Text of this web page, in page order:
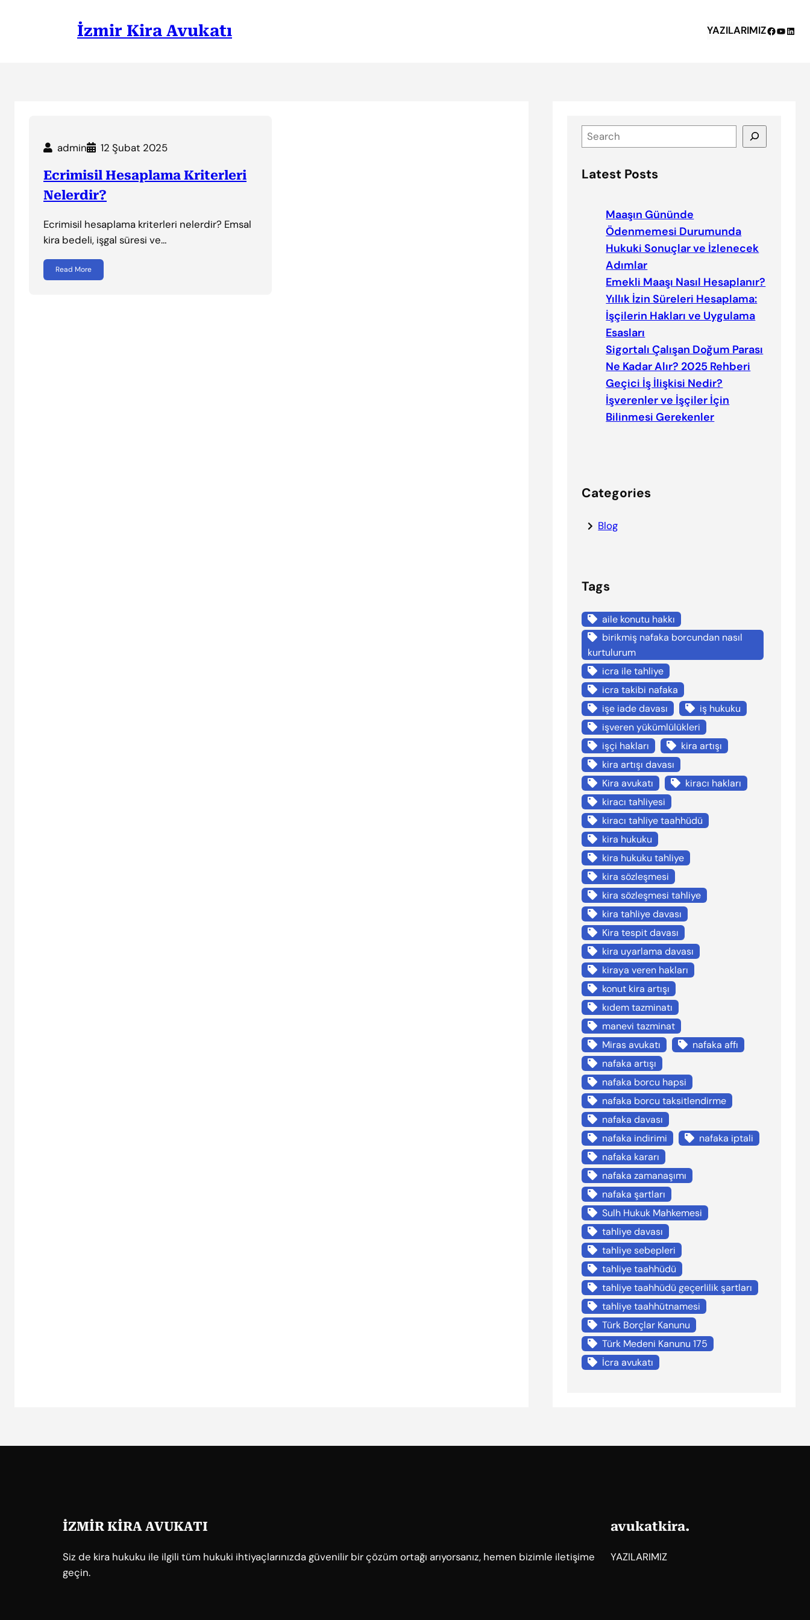
İzmir Kira Avukatı YAZILARIMIZFacebook
admin 12 Şubat 2025
Ecrimisil Hesaplama Kriterleri
Nelerdir?
Ecrimisil hesaplama kriterleri nelerdir? Emsal
kira bedeli, işgal süresi ve…
Read More
e
r
Latest Posts
Maaşın Gününde
Ödenmemesi Durumunda
Hukuki Sonuçlar ve İzlenecek
Adımlar
Emekli Maaşı Nasıl Hesaplanır?
Yıllık İzin Süreleri Hesaplama:
İşçilerin Hakları ve Uygulama
Esasları
Sigortalı Çalışan Doğum Parası
Ne Kadar Alır? 2025 Rehberi
Geçici İş İlişkisi Nedir?
İşverenler ve İşçiler İçin
Bilinmesi Gerekenler
Categories
Blog
Tags
aile konutu hakkı
birikmiş nafaka borcundan nasıl
kurtulurum
icra ile tahliye
icra takibi nafaka
işe iade davası
iş hukuku
işveren yükümlülükleri
işçi hakları
kira artışı
kira artışı davası
Kira avukatı
kiracı hakları
kiracı tahliyesi
kiracı tahliye taahhüdü
kira hukuku
kira hukuku tahliye
kira sözleşmesi
kira sözleşmesi tahliye
kira tahliye davası
Kira tespit davası
kira uyarlama davası
kiraya veren hakları
konut kira artışı
kıdem tazminatı
manevi tazminat
Miras avukatı
nafaka affı
nafaka artışı
nafaka borcu hapsi
nafaka borcu taksitlendirme
nafaka davası
nafaka indirimi
nafaka iptali
nafaka kararı
nafaka zamanaşımı
nafaka şartları
Sulh Hukuk Mahkemesi
tahliye davası
tahliye sebepleri
tahliye taahhüdü
tahliye taahhüdü geçerlilik şartları
tahliye taahhütnamesi
Türk Borçlar Kanunu
Türk Medeni Kanunu 175
İcra avukatı
İZMİR KİRA AVUKATI
Siz de kira hukuku ile ilgili tüm hukuki ihtiyaçlarınızda güvenilir bir çözüm ortağı arıyorsanız, hemen bizimle iletişime
geçin.
avukatkira.
YAZILARIMIZ